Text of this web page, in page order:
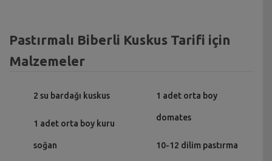
Pastırmalı Biberli Kuskus Tarifi için
Malzemeler
2 su bardağı kuskus
1 adet orta boy kuru
soğan
1 adet orta boy
domates
10-12 dilim pastırma